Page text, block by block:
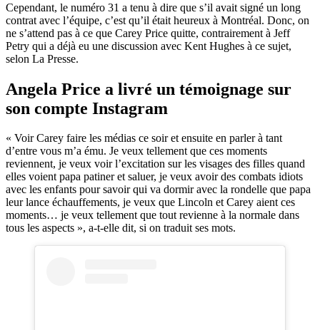
Cependant, le numéro 31 a tenu à dire que s’il avait signé un long
contrat avec l’équipe, c’est qu’il était heureux à Montréal. Donc, on
ne s’attend pas à ce que Carey Price quitte, contrairement à Jeff
Petry qui a déjà eu une discussion avec Kent Hughes à ce sujet,
selon La Presse.
Angela Price a livré un témoignage sur
son compte Instagram
« Voir Carey faire les médias ce soir et ensuite en parler à tant
d’entre vous m’a ému. Je veux tellement que ces moments
reviennent, je veux voir l’excitation sur les visages des filles quand
elles voient papa patiner et saluer, je veux avoir des combats idiots
avec les enfants pour savoir qui va dormir avec la rondelle que papa
leur lance échauffements, je veux que Lincoln et Carey aient ces
moments… je veux tellement que tout revienne à la normale dans
tous les aspects », a-t-elle dit, si on traduit ses mots.